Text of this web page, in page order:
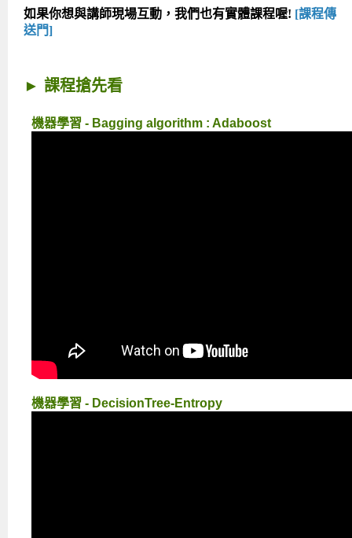
如果你想與講師現場互動，我們也有實體課程喔! [課程傳
送門]
► 課程搶先看
機器學習 - Bagging algorithm : Adaboost
機器學習 - DecisionTree-Entropy